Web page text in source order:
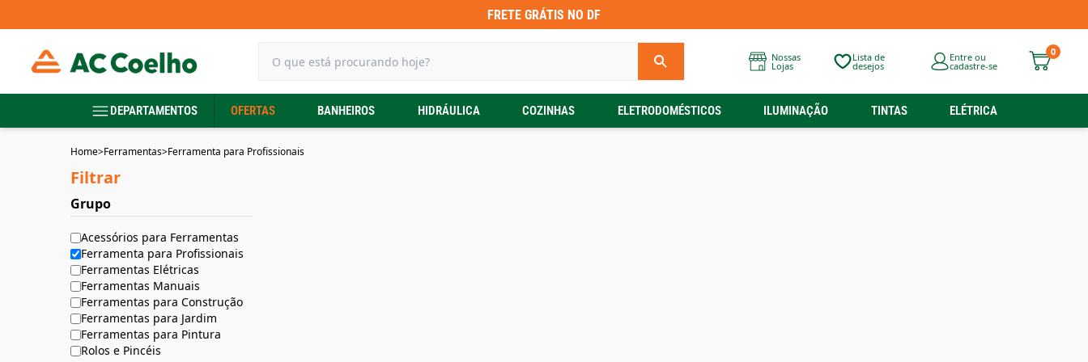
FRETE GRÁTIS NO DF
Nossas
Lojas
Lista de
desejos
Entre ou
cadastre-se
0
DEPARTAMENTOS OFERTAS BANHEIROS HIDRÁULICA COZINHAS ELETRODOMÉSTICOS ILUMINAÇÃO TINTAS ELÉTRICA
Home>Ferramentas>Ferramenta para Profissionais
Filtrar
Grupo
Acessórios para Ferramentas
Ferramenta para Profissionais
Ferramentas Elétricas
Ferramentas Manuais
Ferramentas para Construção
Ferramentas para Jardim
Ferramentas para Pintura
Rolos e Pincéis